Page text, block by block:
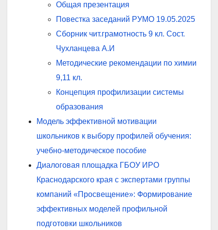
Общая презентация
Повестка заседаний РУМО 19.05.2025
Сборник чит.грамотность 9 кл. Сост.
Чухланцева А.И
Методические рекомендации по химии
9,11 кл.
Концепция профилизации системы
образования
Модель эффективной мотивации
школьников к выбору профилей обучения:
учебно-методическое пособие
Диалоговая площадка ГБОУ ИРО
Краснодарского края с экспертами группы
компаний «Просвещение»: Формирование
эффективных моделей профильной
подготовки школьников